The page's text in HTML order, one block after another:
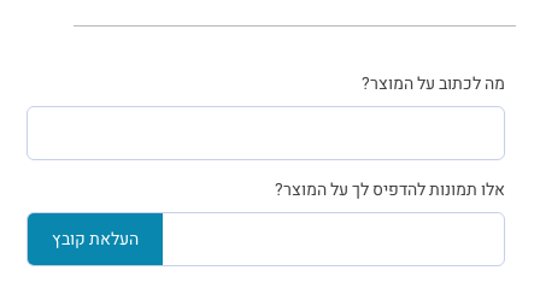
מה לכתוב על המוצר?
אלו תמונות להדפיס לך על המוצר?
העלאת קובץ